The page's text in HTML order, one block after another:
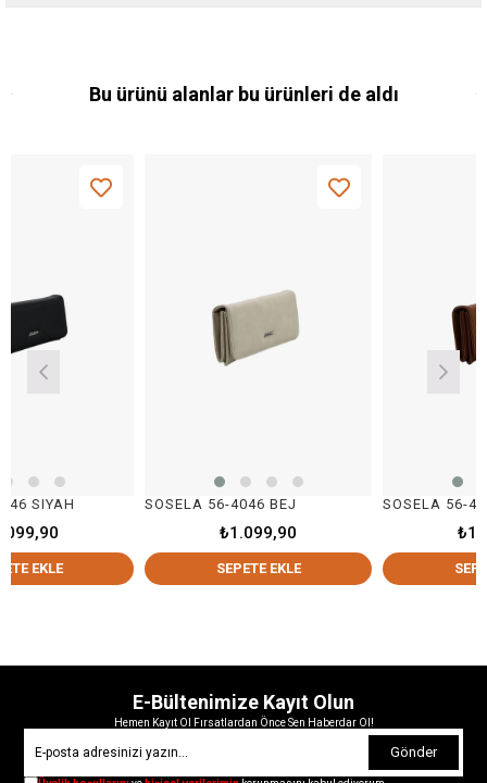
Bu ürünü alanlar bu ürünleri de aldı
SOSELA 56-4046 BEJ
₺1.099,90
SEPETE EKLE
SOSELA 56-4046
₺1.099,90
SEPETE EKLE
E-Bültenimize Kayıt Olun
Hemen Kayıt Ol Fırsatlardan Önce Sen Haberdar Ol!
Gönder